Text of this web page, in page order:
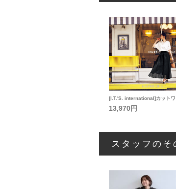
13,970円
スタッフのそ